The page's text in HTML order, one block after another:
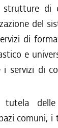
strutture di
del
di
e
i servizi di
tutela
comuni,